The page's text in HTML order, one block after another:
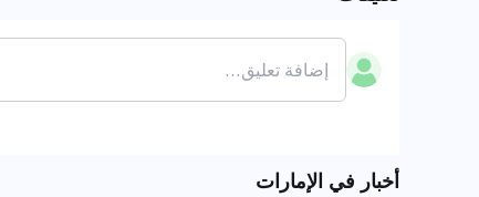
أخبار في الإمارات